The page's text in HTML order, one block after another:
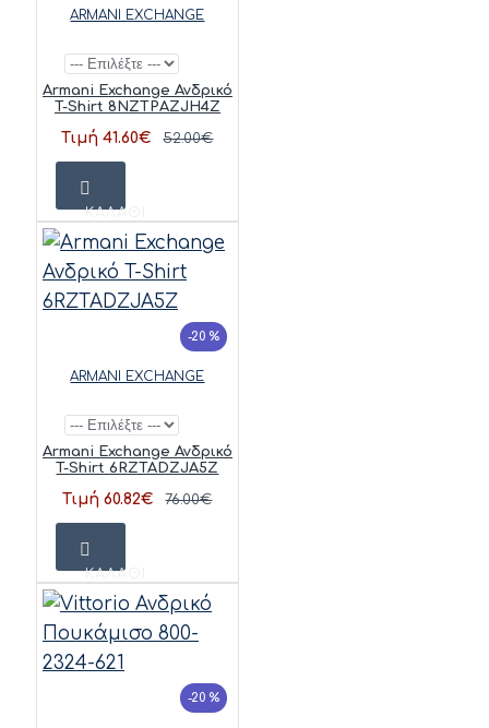
ARMANI EXCHANGE
Armani Exchange Ανδρικό
T-Shirt 8NZTPAZJH4Z
Τιμή 41.60€ 52.00€
ΚΑΛΆΘΙ
-20 %
ARMANI EXCHANGE
Armani Exchange Ανδρικό
T-Shirt 6RZTADZJA5Z
Τιμή 60.82€ 76.00€
ΚΑΛΆΘΙ
-20 %